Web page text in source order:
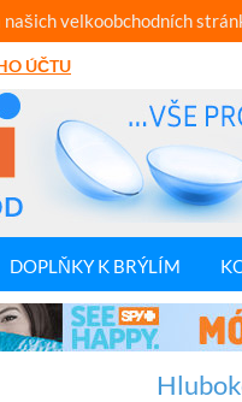
našich velkoobchodních
ÚČTU
DOPLŇKY K BRÝLÍM